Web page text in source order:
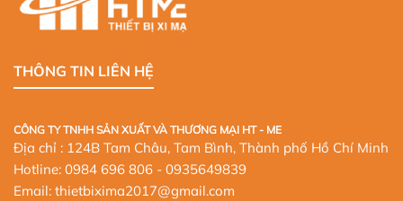
THÔNG TIN LIÊN HỆ
CÔNG TY TNHH SẢN XUẤT VÀ THƯƠNG MẠI HT - ME
Địa chỉ : 124B Tam Châu, Tam Bình, Thành phố Hồ Chí Minh
Hotline: 0984 696 806 - 0935649839
Email: thietbixima2017@gmail.com